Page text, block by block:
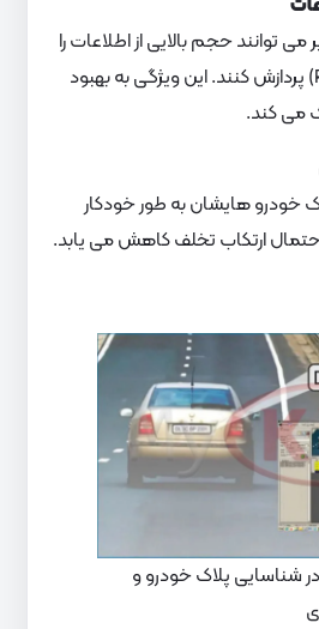
توانند حجم بالایی از اطلاعات را
در زمان واقعی (Real-time) پردازش کنند. این ویژگی به بهبود
می کند.
خودرو هایشان به طور خودکار
ارتکاب تخلف کاهش می یابد.
شناسایی پلاک خودرو و